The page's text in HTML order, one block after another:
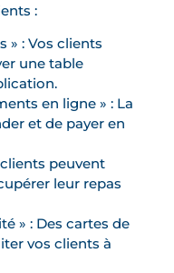
:
» : Vos clients
une table
en ligne » : La
et de payer en
clients peuvent
leur repas
» : Des cartes de
vos clients à